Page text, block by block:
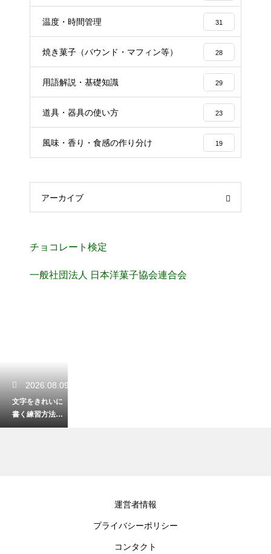
温度・時間管理 31
焼き菓子（パウンド・マフィン等） 28
用語解説・基礎知識 29
道具・器具の使い方 23
風味・香り・食感の作り分け 19
アーカイブ
チョコレート検定
一般社団法人 日本洋菓子協会連合会
2026.08.09
文字をきれいに
書く練習方法
は？ケーキ上で
運営者情報
プライバシーポリシー
コンタクト